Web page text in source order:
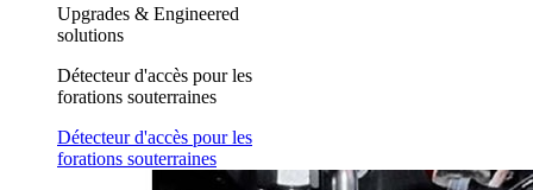
Upgrades & Engineered
solutions
Détecteur d'accès pour les
forations souterraines
Détecteur d'accès pour les
forations souterraines